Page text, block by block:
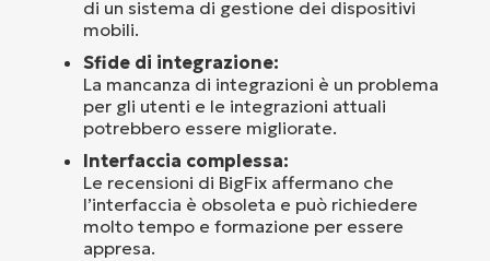
di un sistema di gestione dei dispositivi
mobili.
Sfide di integrazione:
La mancanza di integrazioni è un problema
per gli utenti e le integrazioni attuali
potrebbero essere migliorate.
Interfaccia complessa:
Le recensioni di BigFix affermano che
l’interfaccia è obsoleta e può richiedere
molto tempo e formazione per essere
appresa.